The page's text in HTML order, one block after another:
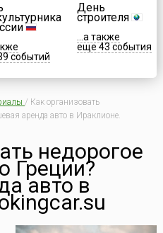
событий
День
строителя
...а также
еще 43 события
/ Как организовать
аренда авто в Ираклионе.
недорогое
Греции?
авто в